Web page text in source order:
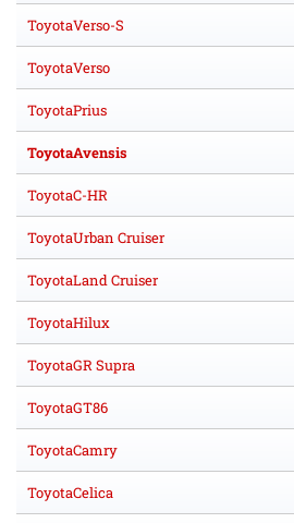
ToyotaVerso-S
ToyotaVerso
ToyotaPrius
ToyotaAvensis
ToyotaC-HR
ToyotaUrban Cruiser
ToyotaLand Cruiser
ToyotaHilux
ToyotaGR Supra
ToyotaGT86
ToyotaCamry
ToyotaCelica